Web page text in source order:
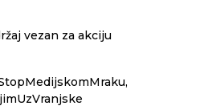
vezan za akciju